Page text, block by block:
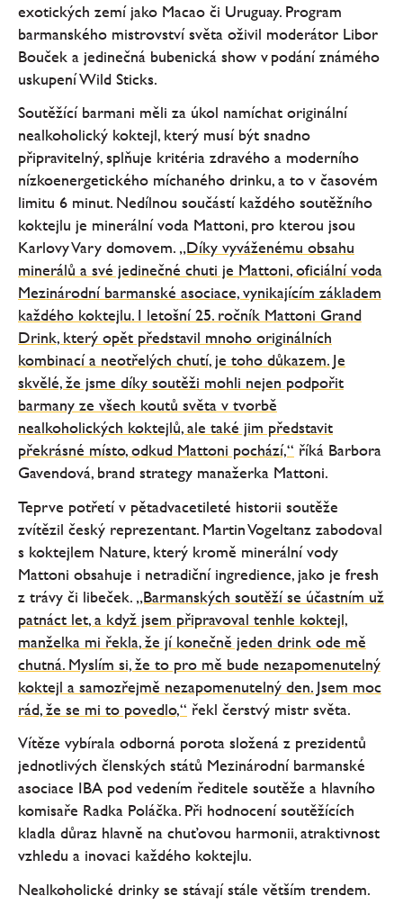
exotických zemí jako Macao či Uruguay. Program
barmanského mistrovství světa oživil moderátor Libor
Bouček a jedinečná bubenická show v podání známého
uskupení Wild Sticks.
Soutěžící barmani měli za úkol namíchat originální
nealkoholický koktejl, který musí být snadno
připravitelný, splňuje kritéria zdravého a moderního
nízkoenergetického míchaného drinku, a to v časovém
limitu 6 minut. Nedílnou součástí každého soutěžního
koktejlu je minerální voda Mattoni, pro kterou jsou
Karlovy Vary domovem. „Díky vyváženému obsahu
minerálů a své jedinečné chuti je Mattoni, oficiální voda
Mezinárodní barmanské asociace, vynikajícím základem
každého koktejlu. I letošní 25. ročník Mattoni Grand
Drink, který opět představil mnoho originálních
kombinací a neotřelých chutí, je toho důkazem. Je
skvělé, že jsme díky soutěži mohli nejen podpořit
barmany ze všech koutů světa v tvorbě
nealkoholických koktejlů, ale také jim představit
překrásné místo, odkud Mattoni pochází,“ říká Barbora
Gavendová, brand strategy manažerka Mattoni.
Teprve potřetí v pětadvacetileté historii soutěže
zvítězil český reprezentant. Martin Vogeltanz zabodoval
s koktejlem Nature, který kromě minerální vody
Mattoni obsahuje i netradiční ingredience, jako je fresh
z trávy či libeček. „Barmanských soutěží se účastním už
patnáct let, a když jsem připravoval tenhle koktejl,
manželka mi řekla, že jí konečně jeden drink ode mě
chutná. Myslím si, že to pro mě bude nezapomenutelný
koktejl a samozřejmě nezapomenutelný den. Jsem moc
rád, že se mi to povedlo,“ řekl čerstvý mistr světa.
Vítěze vybírala odborná porota složená z prezidentů
jednotlivých členských států Mezinárodní barmanské
asociace IBA pod vedením ředitele soutěže a hlavního
komisaře Radka Poláčka. Při hodnocení soutěžících
kladla důraz hlavně na chuťovou harmonii, atraktivnost
vzhledu a inovaci každého koktejlu.
Nealkoholické drinky se stávají stále větším trendem.